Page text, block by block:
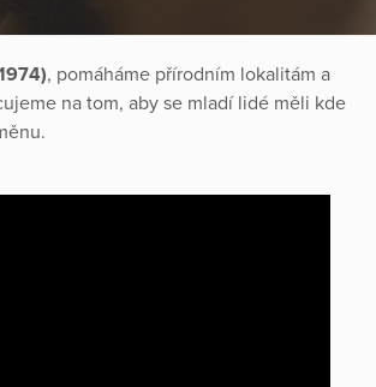
, pomáháme přírodním lokalitám a
na tom, aby se mladí lidé měli kde